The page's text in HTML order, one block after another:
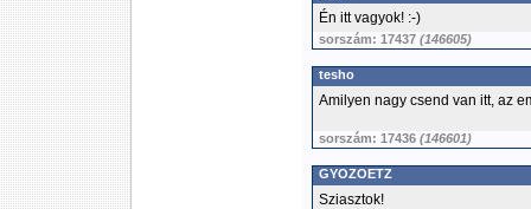
Én itt vagyok! :-)
sorszám: 17437 (146605)
tesho
Amilyen nagy csend van itt, az
sorszám: 17436 (146601)
GYOZOETZ
Sziasztok!